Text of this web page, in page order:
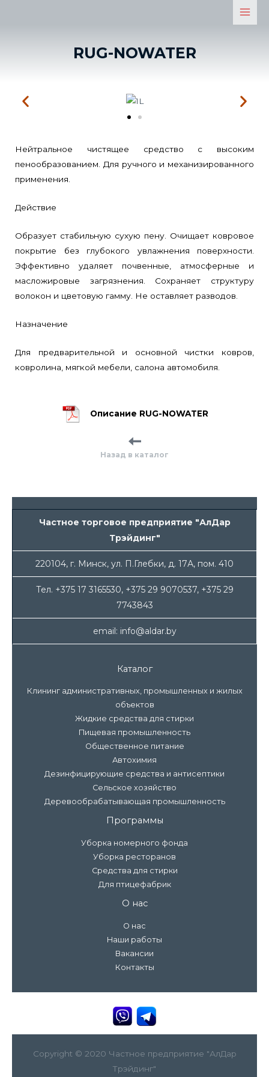
RUG-NOWATER
Нейтральное чистящее средство с высоким
пенообразованием. Для ручного и механизированного
применения.
Действие
Образует стабильную сухую пену. Очищает ковровое
покрытие без глубокого увлажнения поверхности.
Эффективно удаляет почвенные, атмосферные и
масложировые загрязнения. Сохраняет структуру
волокон и цветовую гамму. Не оставляет разводов.
Назначение
Для предварительной и основной чистки ковров,
ковролина, мягкой мебели, салона автомобиля.
Описание RUG-NOWATER
Назад в каталог
Частное торговое предприятие "АлДар
Трэйдинг"
220104, г. Минск, ул. П.Глебки, д. 17А, пом. 410
Тел. +375 17 3165530, +375 29 9070537, +375 29
7743843
email: info@aldar.by
Каталог
Клининг административных, промышленных и жилых
объектов
Жидкие средства для стирки
Пищевая промышленность
Общественное питание
Автохимия
Дезинфицирующие средства и антисептики
Сельское хозяйство
Деревообрабатывающая промышленность
Программы
Уборка номерного фонда
Уборка ресторанов
Средства для стирки
Для птицефабрик
О нас
О нас
Наши работы
Вакансии
Контакты
Copyright © 2020 Частное предприятие "АлДар
Трэйдинг"